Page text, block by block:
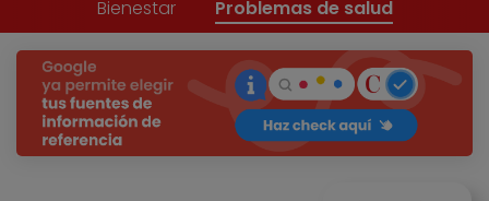
Bienestar Problemas de salud